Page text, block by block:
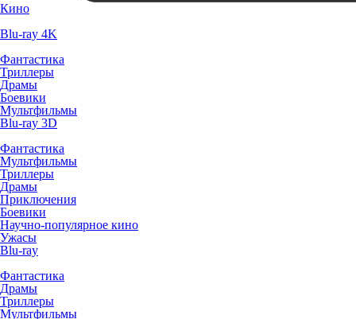
Кино
Blu-ray 4K
Фантастика
Триллеры
Драмы
Боевики
Мультфильмы
Blu-ray 3D
Фантастика
Мультфильмы
Триллеры
Драмы
Приключения
Боевики
Научно-популярное кино
Ужасы
Blu-ray
Фантастика
Драмы
Триллеры
Мультфильмы